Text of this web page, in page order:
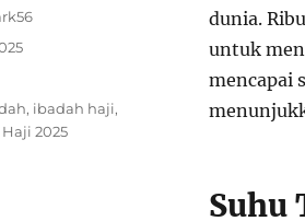
dunia.
untuk
mencapai
Suhu
, ibadah haji,
2025